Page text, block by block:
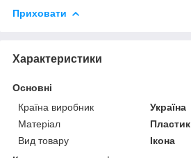
Приховати
Характеристики
Основні
Країна виробник
Україна
Матеріал
Пластик
Вид товару
Ікона